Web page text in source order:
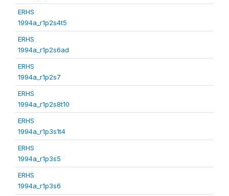
ERHS
1994a_r1p2s4t5
ERHS
1994a_r1p2s6ad
ERHS
1994a_r1p2s7
ERHS
1994a_r1p2s8t10
ERHS
1994a_r1p3s1t4
ERHS
1994a_r1p3s5
ERHS
1994a_r1p3s6